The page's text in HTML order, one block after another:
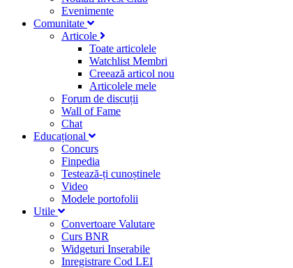
Evenimente
Comunitate
Articole
Toate articolele
Watchlist Membri
Creează articol nou
Articolele mele
Forum de discuții
Wall of Fame
Chat
Educațional
Concurs
Finpedia
Testează-ți cunoștinele
Video
Modele portofolii
Utile
Convertoare Valutare
Curs BNR
Widgeturi Inserabile
Inregistrare Cod LEI